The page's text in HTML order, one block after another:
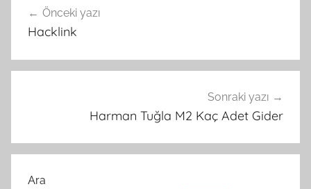
gezinmesi
Önceki yazı
Hacklink
Sonraki yazı
Harman Tuğla M2 Kaç Adet Gider
Ara